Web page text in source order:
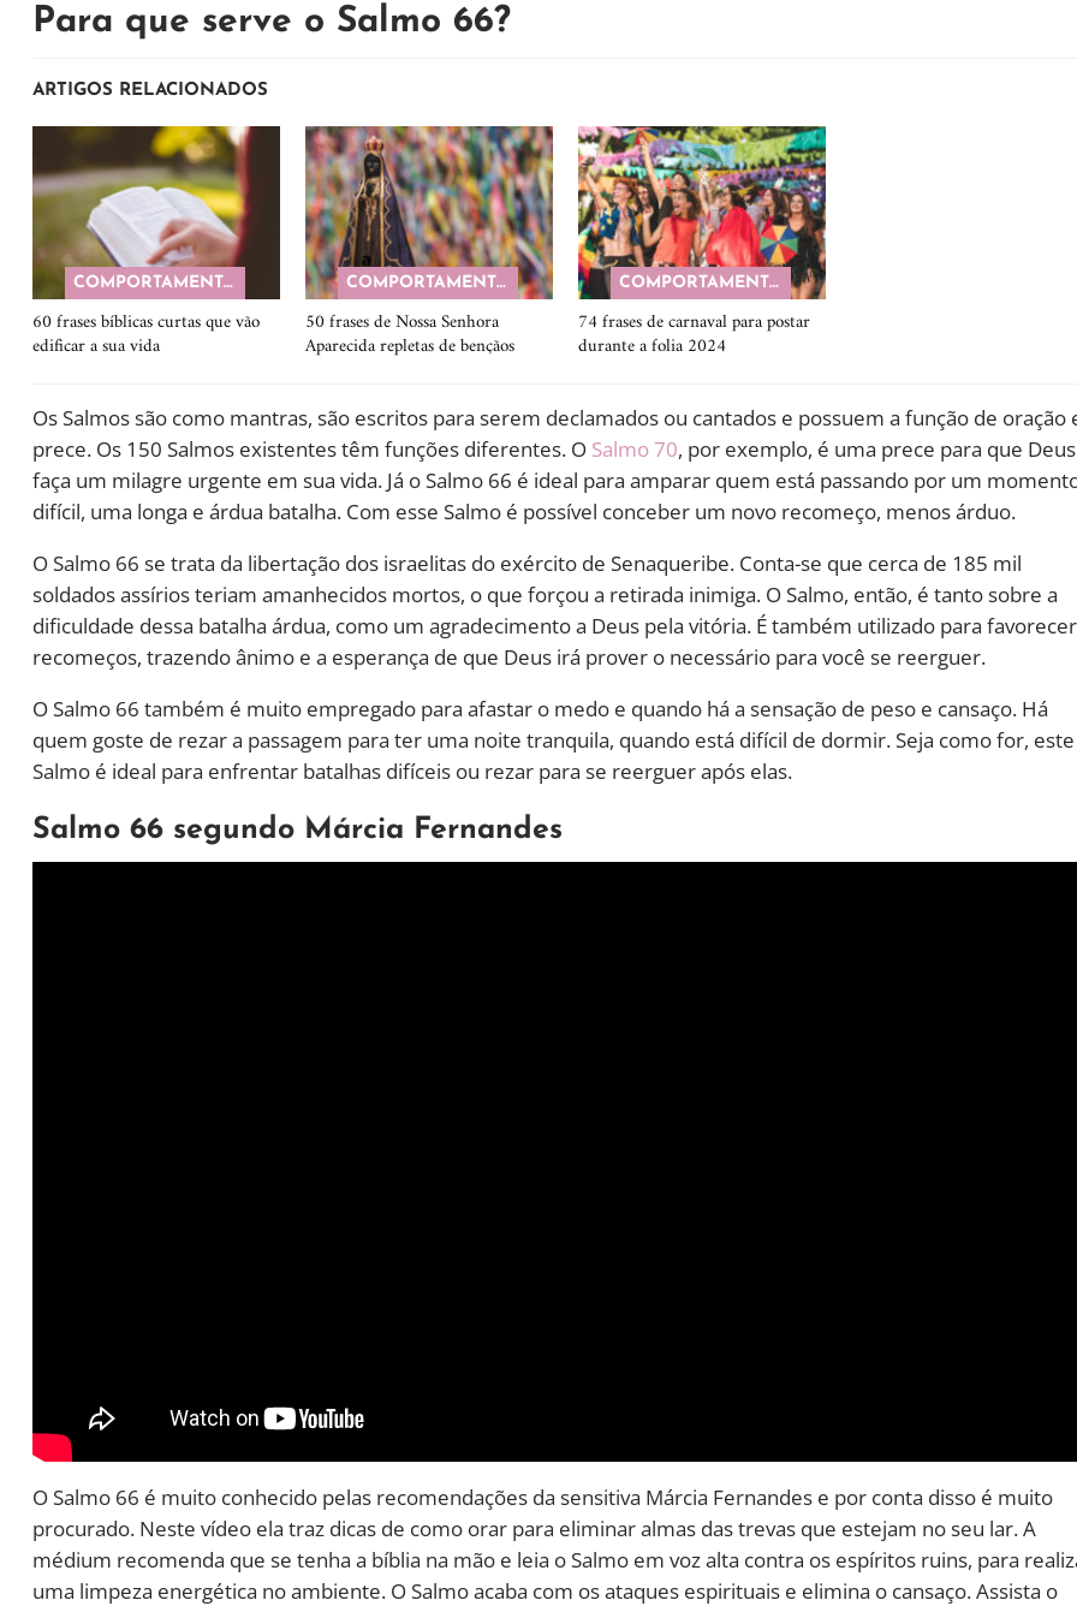
Para que serve o Salmo 66?
ARTIGOS RELACIONADOS
COMPORTAMENTO
60 frases bíblicas curtas que vão
edificar a sua vida
COMPORTAMENTO
50 frases de Nossa Senhora
Aparecida repletas de bençãos
COMPORTAMENTO
74 frases de carnaval para postar
durante a folia 2024
Os Salmos são como mantras, são escritos para serem declamados ou cantados e possuem a função de oração
prece. Os 150 Salmos existentes têm funções diferentes. O Salmo 70, por exemplo, é uma prece para que Deus
faça um milagre urgente em sua vida. Já o Salmo 66 é ideal para amparar quem está passando por um
difícil, uma longa e árdua batalha. Com esse Salmo é possível conceber um novo recomeço, menos árduo.
O Salmo 66 se trata da libertação dos israelitas do exército de Senaqueribe. Conta-se que cerca de 185 mil
soldados assírios teriam amanhecidos mortos, o que forçou a retirada inimiga. O Salmo, então, é tanto sobre a
dificuldade dessa batalha árdua, como um agradecimento a Deus pela vitória. É também utilizado para favorecer
recomeços, trazendo ânimo e a esperança de que Deus irá prover o necessário para você se reerguer.
O Salmo 66 também é muito empregado para afastar o medo e quando há a sensação de peso e cansaço. Há
quem goste de rezar a passagem para ter uma noite tranquila, quando está difícil de dormir. Seja como for, este
Salmo é ideal para enfrentar batalhas difíceis ou rezar para se reerguer após elas.
Salmo 66 segundo Márcia Fernandes
O Salmo 66 é muito conhecido pelas recomendações da sensitiva Márcia Fernandes e por conta disso é muito
procurado. Neste vídeo ela traz dicas de como orar para eliminar almas das trevas que estejam no seu lar. A
médium recomenda que se tenha a bíblia na mão e leia o Salmo em voz alta contra os espíritos ruins, para
uma limpeza energética no ambiente. O Salmo acaba com os ataques espirituais e elimina o cansaço. Assista o